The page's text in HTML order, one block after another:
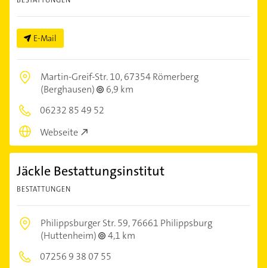
E-Mail
Martin-Greif-Str. 10,67354 Römerberg
(Berghausen)
6,9 km
06232 85 49 52
Webseite
Jäckle Bestattungsinstitut
BESTATTUNGEN
Philippsburger Str. 59,76661 Philippsburg
(Huttenheim)
4,1 km
07256 9 38 07 55